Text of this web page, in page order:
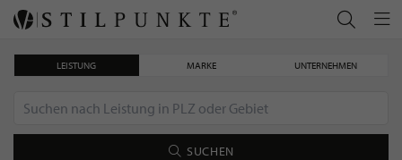
LEISTUNG MARKE UNTERNEHMEN
SUCHEN